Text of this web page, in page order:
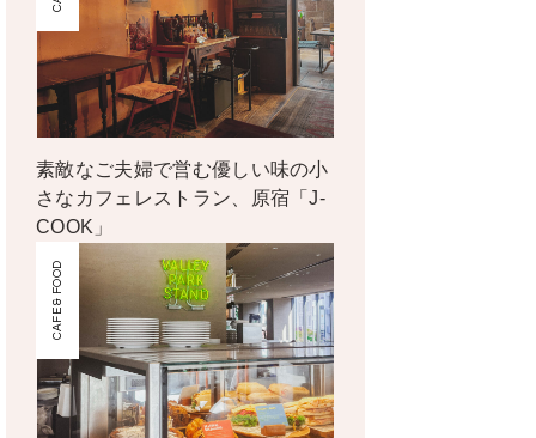
素敵なご夫婦で営む優しい味の小
さなカフェレストラン、原宿「J-
COOK」
CAFE & FOOD